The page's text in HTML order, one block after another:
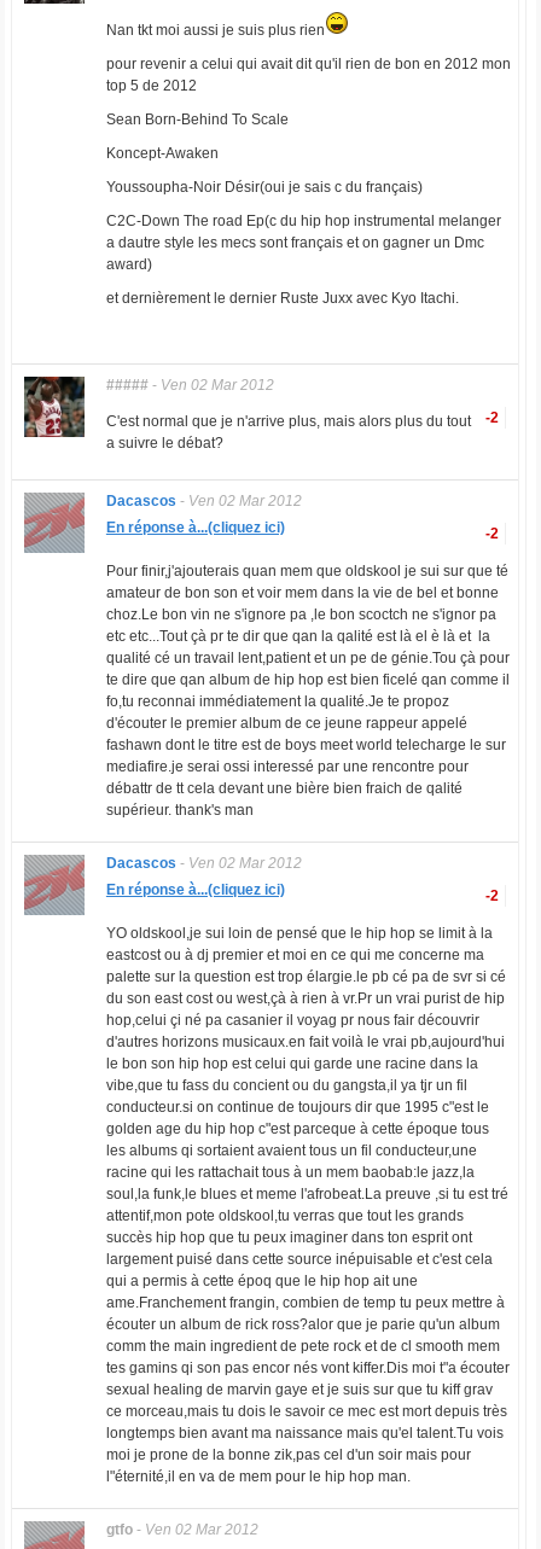
Nan tkt moi aussi je suis plus rien
pour revenir a celui qui avait dit qu'il rien de bon en 2012 mon
top 5 de 2012
Sean Born-Behind To Scale
Koncept-Awaken
Youssoupha-Noir Désir(oui je sais c du français)
C2C-Down The road Ep(c du hip hop instrumental melanger
a dautre style les mecs sont français et on gagner un Dmc
award)
et dernièrement le dernier Ruste Juxx avec Kyo Itachi.
#####- Ven 02 Mar 2012
-2
C'est normal que je n'arrive plus, mais alors plus du tout
a suivre le débat?
Dacascos - Ven 02 Mar 2012
-2
En réponse à...(cliquez ici)
Pour finir,j'ajouterais quan mem que oldskool je sui sur que té
amateur de bon son et voir mem dans la vie de bel et bonne
choz.Le bon vin ne s'ignore pa ,le bon scoctch ne s'ignor pa
etc etc...Tout çà pr te dir que qan la qalité est là el è là et la
qualité cé un travail lent,patient et un pe de génie.Tou çà pour
te dire que qan album de hip hop est bien ficelé qan comme il
fo,tu reconnai immédiatement la qualité.Je te propoz
d'écouter le premier album de ce jeune rappeur appelé
fashawn dont le titre est de boys meet world telecharge le sur
mediafire.je serai ossi interessé par une rencontre pour
débattr de tt cela devant une bière bien fraich de qalité
supérieur. thank's man
Dacascos - Ven 02 Mar 2012
-2
En réponse à...(cliquez ici)
YO oldskool,je sui loin de pensé que le hip hop se limit à la
eastcost ou à dj premier et moi en ce qui me concerne ma
palette sur la question est trop élargie.le pb cé pa de svr si cé
du son east cost ou west,çà à rien à vr.Pr un vrai purist de hip
hop,celui çi né pa casanier il voyag pr nous fair découvrir
d'autres horizons musicaux.en fait voilà le vrai pb,aujourd'hui
le bon son hip hop est celui qui garde une racine dans la
vibe,que tu fass du concient ou du gangsta,il ya tjr un fil
conducteur.si on continue de toujours dir que 1995 c"est le
golden age du hip hop c"est parceque à cette époque tous
les albums qi sortaient avaient tous un fil conducteur,une
racine qui les rattachait tous à un mem baobab:le jazz,la
soul,la funk,le blues et meme l'afrobeat.La preuve ,si tu est tré
attentif,mon pote oldskool,tu verras que tout les grands
succès hip hop que tu peux imaginer dans ton esprit ont
largement puisé dans cette source inépuisable et c'est cela
qui a permis à cette époq que le hip hop ait une
ame.Franchement frangin, combien de temp tu peux mettre à
écouter un album de rick ross?alor que je parie qu'un album
comm the main ingredient de pete rock et de cl smooth mem
tes gamins qi son pas encor nés vont kiffer.Dis moi t"a écouter
sexual healing de marvin gaye et je suis sur que tu kiff grav
ce morceau,mais tu dois le savoir ce mec est mort depuis très
longtemps bien avant ma naissance mais qu'el talent.Tu vois
moi je prone de la bonne zik,pas cel d'un soir mais pour
l"éternité,il en va de mem pour le hip hop man.
gtfo- Ven 02 Mar 2012